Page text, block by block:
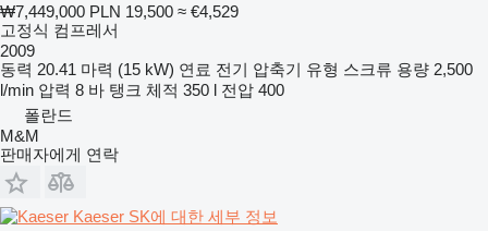
₩7,449,000 PLN 19,500 ≈ €4,529
고정식 컴프레서
2009
동력 20.41 마력 (15 kW) 연료 전기 압축기 유형 스크류 용량 2,500
l/min 압력 8 바 탱크 체적 350 l 전압 400
폴란드
M&M
판매자에게 연락
Kaeser SK에 대한 세부 정보